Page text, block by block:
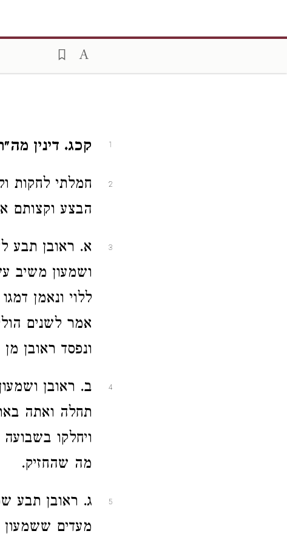
1 קכג. דינין
2
חמלתי לחקות
הבצע וקצותם
3
א. ראובן תבע
ושמעון משיב
ללוי ונאמן
אמר לשנים
ונפסד ראובן מן
4
ב. ראובן
תחלה ואתה
ויחלקו
מה שהחזיק.
5
ג. ראובן תבע
מעדים ששמעון